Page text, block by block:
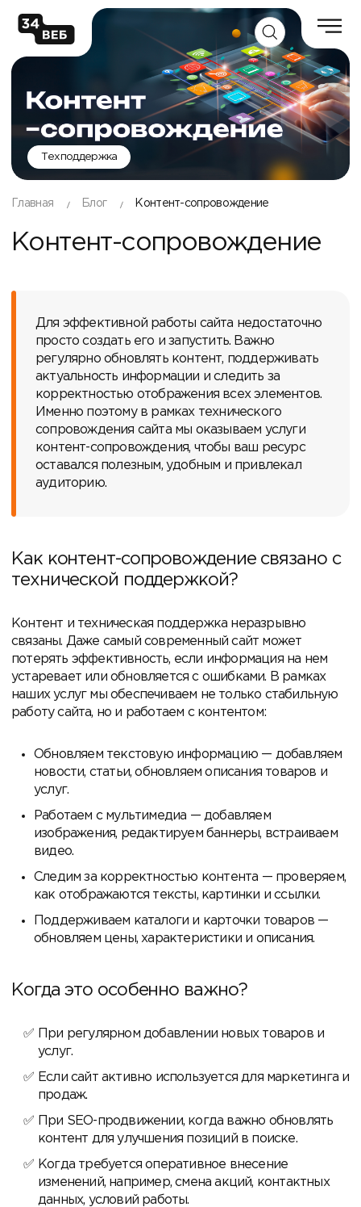
Техподдержка
Главная Блог Контент-сопровождение
Контент-сопровождение
Для эффективной работы сайта недостаточно
просто создать его и запустить. Важно
регулярно обновлять контент, поддерживать
актуальность информации и следить за
корректностью отображения всех элементов.
Именно поэтому в рамках технического
сопровождения сайта мы оказываем услуги
контент-сопровождения, чтобы ваш ресурс
оставался полезным, удобным и привлекал
аудиторию.
Как контент-сопровождение связано с
технической поддержкой?
Контент и техническая поддержка неразрывно
связаны. Даже самый современный сайт может
потерять эффективность, если информация на нем
устаревает или обновляется с ошибками. В рамках
наших услуг мы обеспечиваем не только стабильную
работу сайта, но и работаем с контентом:
Обновляем текстовую информацию — добавляем
новости, статьи, обновляем описания товаров и
услуг.
Работаем с мультимедиа — добавляем
изображения, редактируем баннеры, встраиваем
видео.
Следим за корректностью контента — проверяем,
как отображаются тексты, картинки и ссылки.
Поддерживаем каталоги и карточки товаров —
обновляем цены, характеристики и описания.
Когда это особенно важно?
При регулярном добавлении новых товаров и
услуг.
Если сайт активно используется для маркетинга и
продаж.
При SEO-продвижении, когда важно обновлять
контент для улучшения позиций в поиске.
Когда требуется оперативное внесение
изменений, например, смена акций, контактных
данных, условий работы.